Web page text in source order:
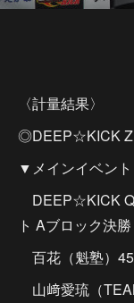
〈計量結果〉
◎DEEP☆KICK
▼メインイベント
DEEP☆KICK
ト Aブロック決
百花（魁塾）
山﨑愛琉（